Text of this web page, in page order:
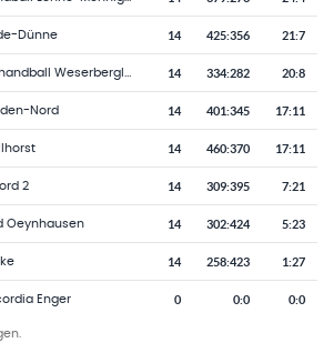
Dünne 14 425:356 21:7
14 334:282 20:8
Nord 14 401:345 17:11
14 460:370 17:11
2 14 309:395 7:21
Oeynhausen 14 302:424 5:23
14 258:423 1:27
Enger 0 0:0 0:0